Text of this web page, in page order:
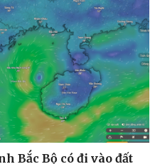
Bắc Bộ có đi vào đất